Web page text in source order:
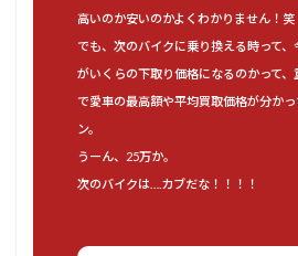
高いのか安いのかよくわかりません！笑
でも、次のバイクに乗り換える時って、
がいくらの下取り価格になるのかって
で愛車の最高額や平均買取価格が分か
ン。
うーん、25万か。
次のバイクは….カブだな！！！！